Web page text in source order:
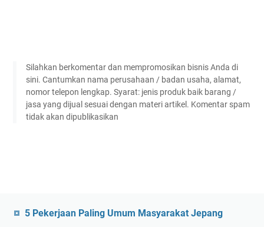
Silahkan berkomentar dan mempromosikan bisnis Anda di
sini. Cantumkan nama perusahaan / badan usaha, alamat,
nomor telepon lengkap. Syarat: jenis produk baik barang /
jasa yang dijual sesuai dengan materi artikel. Komentar spam
tidak akan dipublikasikan
5 Pekerjaan Paling Umum Masyarakat Jepang